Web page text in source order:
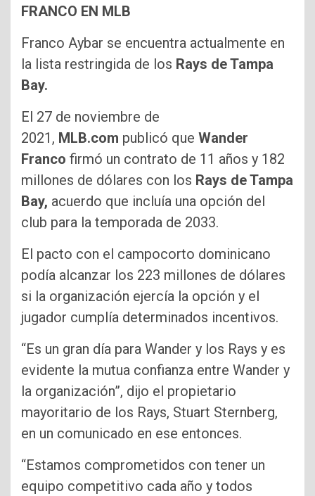
FRANCO EN MLB
Franco Aybar se encuentra actualmente en
la lista restringida de los Rays de Tampa
Bay.
El 27 de noviembre de
2021, MLB.com publicó que Wander
Franco firmó un contrato de 11 años y 182
millones de dólares con los Rays de Tampa
Bay, acuerdo que incluía una opción del
club para la temporada de 2033.
El pacto con el campocorto dominicano
podía alcanzar los 223 millones de dólares
si la organización ejercía la opción y el
jugador cumplía determinados incentivos.
“Es un gran día para Wander y los Rays y es
evidente la mutua confianza entre Wander y
la organización”, dijo el propietario
mayoritario de los Rays, Stuart Sternberg,
en un comunicado en ese entonces.
“Estamos comprometidos con tener un
equipo competitivo cada año y todos